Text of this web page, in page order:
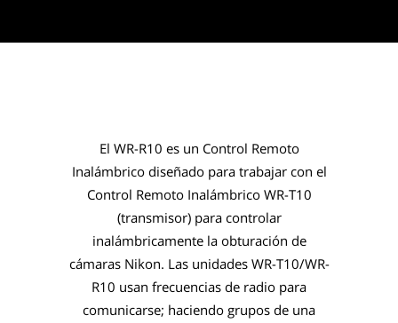
El WR-R10 es un Control Remoto
Inalámbrico diseñado para trabajar con el
Control Remoto Inalámbrico WR-T10
(transmisor) para controlar
inalámbricamente la obturación de
cámaras Nikon. Las unidades WR-T10/WR-
R10 usan frecuencias de radio para
comunicarse; haciendo grupos de una